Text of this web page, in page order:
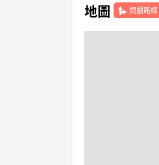
地圖 規劃路線